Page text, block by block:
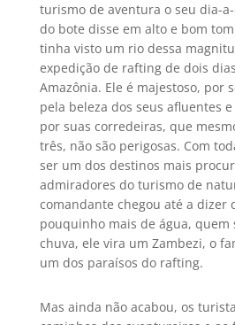
turismo de aventura o seu dia-
do bote disse em alto e bom
tinha visto um rio dessa
expedição de rafting de dois
Amazônia. Ele é majestoso, por
pela beleza dos seus afluentes
por suas corredeiras, que
três, não são perigosas. Com
ser um dos destinos mais
admiradores do turismo de
comandante chegou até a dizer
pouquinho mais de água, quem
chuva, ele vira um Zambezi, o
um dos paraísos do rafting.
Mas ainda não acabou, os